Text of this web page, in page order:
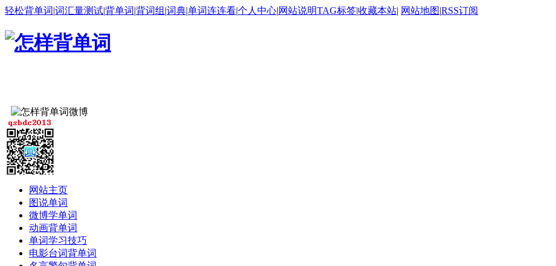
轻松背单词|词汇量测试|背单词|背词组 |词典|单词连连看|个人中心|网站说明TAG标签|收藏本站| 网站地图|RSS订阅
网站主页
图说单词
微博学单词
动画背单词
单词学习技巧
电影台词背单词